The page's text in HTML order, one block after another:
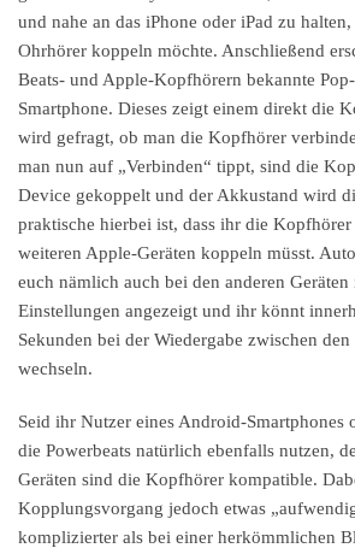
und nahe an das iPhone oder iPad zu
Ohrhörer koppeln möchte. Anschließend
Beats- und Apple-Kopfhörern bekannte
Smartphone. Dieses zeigt einem direkt die
wird gefragt, ob man die Kopfhörer
man nun auf „Verbinden“ tippt, sind die
Device gekoppelt und der Akkustand wird
praktische hierbei ist, dass ihr die
weiteren Apple-Geräten koppeln müsst.
euch nämlich auch bei den anderen
Einstellungen angezeigt und ihr könnt
Sekunden bei der Wiedergabe zwischen
wechseln.
Seid ihr Nutzer eines Android-Smartphones
die Powerbeats natürlich ebenfalls nutzen,
Geräten sind die Kopfhörer kompatible.
Kopplungsvorgang jedoch etwas
komplizierter als bei einer herkömmlichen